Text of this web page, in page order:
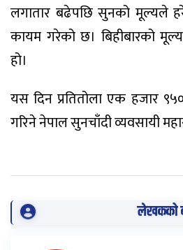
लगातार बढेपछि सुनको मूल्यले
कायम गरेको छ। बिहीबारको
हो।
यस दिन प्रतितोला एक हजार
गरिने नेपाल सुनचाँदी व्यवसायी
लेखकको